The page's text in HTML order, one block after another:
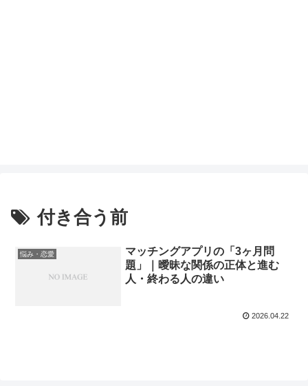
付き合う前
悩み・恋愛
マッチングアプリの「3ヶ月問
題」｜曖昧な関係の正体と進む
人・終わる人の違い
2026.04.22